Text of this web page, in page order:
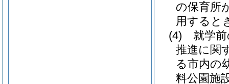
の保育所
用すると
(4)
就学
推進に関
る市内の
料公園施